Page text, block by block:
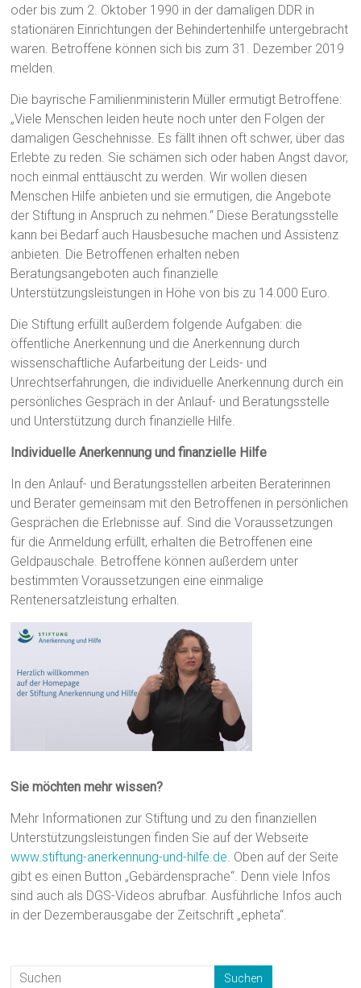
oder bis zum 2. Oktober 1990 in der damaligen DDR in
stationären Einrichtungen der Behindertenhilfe untergebracht
waren. Betroffene können sich bis zum 31. Dezember 2019
melden.
Die bayrische Familienministerin Müller ermutigt Betroffene:
„Viele Menschen leiden heute noch unter den Folgen der
damaligen Geschehnisse. Es fällt ihnen oft schwer, über das
Erlebte zu reden. Sie schämen sich oder haben Angst davor,
noch einmal enttäuscht zu werden. Wir wollen diesen
Menschen Hilfe anbieten und sie ermutigen, die Angebote
der Stiftung in Anspruch zu nehmen.“ Diese Beratungsstelle
kann bei Bedarf auch Hausbesuche machen und Assistenz
anbieten. Die Betroffenen erhalten neben
Beratungsangeboten auch finanzielle
Unterstützungsleistungen in Höhe von bis zu 14.000 Euro.
Die Stiftung erfüllt außerdem folgende Aufgaben: die
öffentliche Anerkennung und die Anerkennung durch
wissenschaftliche Aufarbeitung der Leids- und
Unrechtserfahrungen, die individuelle Anerkennung durch ein
persönliches Gespräch in der Anlauf- und Beratungsstelle
und Unterstützung durch finanzielle Hilfe.
Individuelle Anerkennung und finanzielle Hilfe
In den Anlauf- und Beratungsstellen arbeiten Beraterinnen
und Berater gemeinsam mit den Betroffenen in persönlichen
Gesprächen die Erlebnisse auf. Sind die Voraussetzungen
für die Anmeldung erfüllt, erhalten die Betroffenen eine
Geldpauschale. Betroffene können außerdem unter
bestimmten Voraussetzungen eine einmalige
Rentenersatzleistung erhalten.
Sie möchten mehr wissen?
Mehr Informationen zur Stiftung und zu den finanziellen
Unterstützungs­leistungen finden Sie auf der Webseite
www.stiftung-anerkennung-und-hilfe.de . Oben auf der Seite
gibt es einen Button „Gebärdensprache“. Denn viele Infos
sind auch als DGS-Videos abrufbar. Ausführliche Infos auch
in der Dezemberausgabe der Zeitschrift „epheta“.